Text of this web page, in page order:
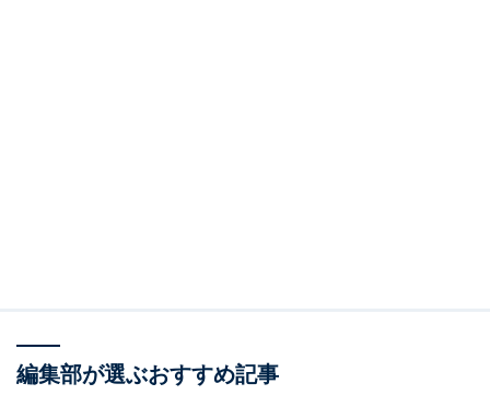
編集部が選ぶおすすめ記事